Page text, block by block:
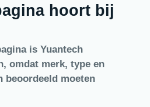
hoort bij
is Yuantech
omdat merk, type en
beoordeeld moeten